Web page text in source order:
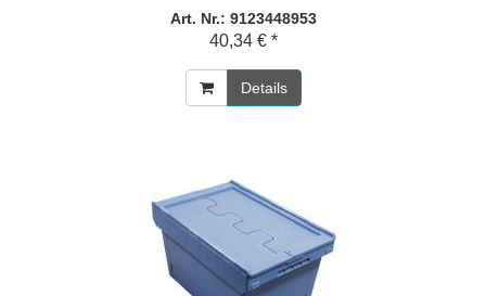
Art. Nr.: 9123448953
40,34 € *
Details